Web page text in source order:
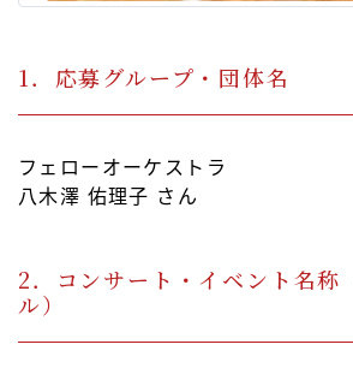
1．応募グループ・団体名
フェローオーケストラ
八木澤 佑理子 さん
2．コンサート・イベント名称
ル）